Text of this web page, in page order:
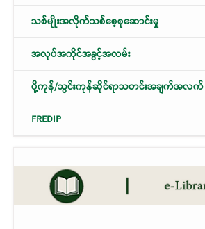
သစ်မျိုးအလိုက်သစ်စေ့စုဆောင်းမှု
အလုပ်အကိုင်အခွင့်အလမ်း
ပို့ကုန်/သွင်းကုန်ဆိုင်ရာသတင်းအချက်အလက်
FREDIP